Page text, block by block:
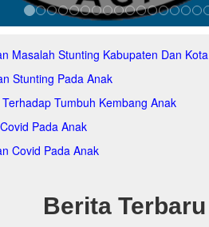
Masalah Stunting Kabupaten Dan Kota
Stunting Pada Anak
Tumbuh Kembang Anak
Pada Anak
Covid Pada Anak
Berita Terbaru